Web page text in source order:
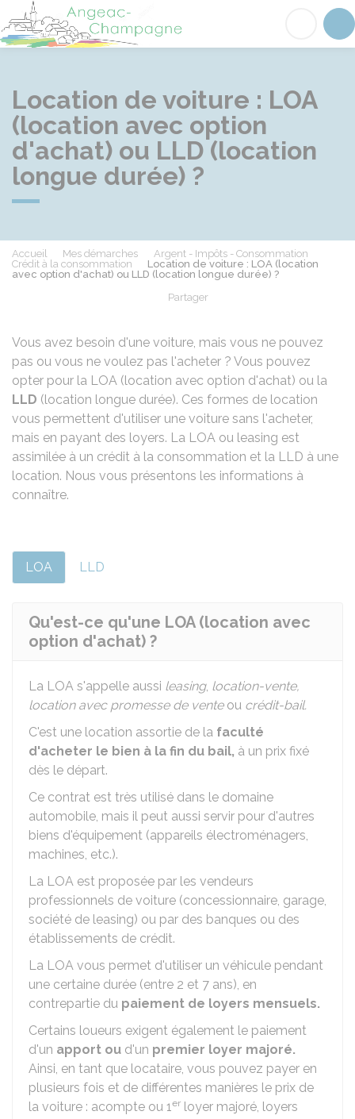
Angeac-Champagne
Location de voiture : LOA
(location avec option
d'achat) ou LLD (location
longue durée) ?
Accueil Mes démarches
Argent - Impôts - Consommation
Crédit à la consommation
Location de voiture : LOA (location
avec option d'achat) ou LLD (location longue durée) ?
Partager
Vous avez besoin d'une voiture, mais vous ne pouvez
pas ou vous ne voulez pas l'acheter ? Vous pouvez
opter pour la LOA (location avec option d'achat) ou la
LLD (location longue durée). Ces formes de location
vous permettent d'utiliser une voiture sans l'acheter,
mais en payant des loyers. La LOA ou leasing est
assimilée à un crédit à la consommation et la LLD à une
location. Nous vous présentons les informations à
connaître.
LOA LLD
Qu'est-ce qu'une LOA (location avec
option d'achat) ?
La LOA s'appelle aussi leasing, location-vente,
location avec promesse de venteou crédit-bail.
C'est une location assortie de la faculté
d'acheter le bien à la fin du bail, à un prix fixé
dès le départ.
Ce contrat est très utilisé dans le domaine
automobile, mais il peut aussi servir pour d'autres
biens d'équipement (appareils électroménagers,
machines, etc.).
La LOA est proposée par les vendeurs
professionnels de voiture (concessionnaire, garage,
société de leasing) ou par des banques ou des
établissements de crédit.
La LOA vous permet d'utiliser un véhicule pendant
une certaine durée (entre 2 et 7 ans), en
contrepartie du paiement de loyers mensuels.
Certains loueurs exigent également le paiement
d'un apport ou d'un premier loyer majoré.
Ainsi, en tant que locataire, vous pouvez payer en
plusieurs fois et de différentes manières le prix de
la voiture : acompte ou 1er loyer majoré, loyers